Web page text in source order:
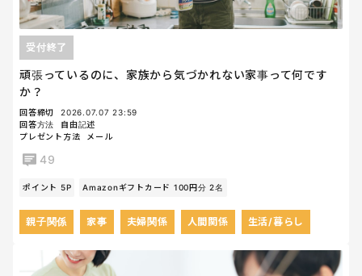
頑張っているのに、家族から気づかれない家事って何です
か？
受付終了
回答締切
2026.07.07 23:59
回答方法
自由記述
プレゼント方法
メール
49
ポイント 5P Amazonギフトカード 100円分 2名
親子関係 家事 夫婦関係 人間関係 生活/暮らし